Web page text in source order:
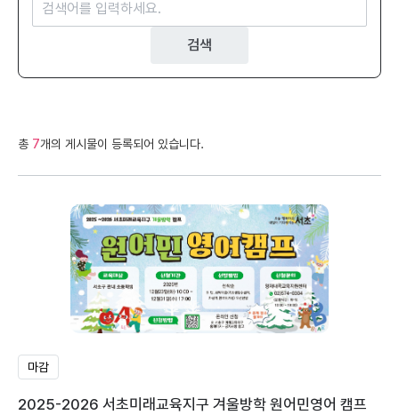
검색
총 7개의 게시물이 등록되어 있습니다.
마감
2025-2026 서초미래교육지구 겨울방학 원어민영어 캠프